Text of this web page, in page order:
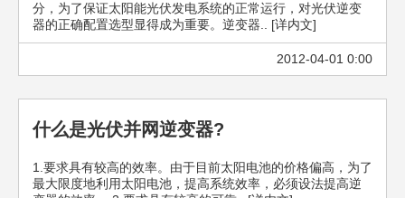
分，为了保证太阳能光伏发电系统的正常运行，对光伏逆变
器的正确配置选型显得成为重要。逆变器.. [详内文]
2012-04-01 0:00
什么是光伏并网逆变器?
1.要求具有较高的效率。由于目前太阳电池的价格偏高，为了
最大限度地利用太阳电池，提高系统效率，必须设法提高逆